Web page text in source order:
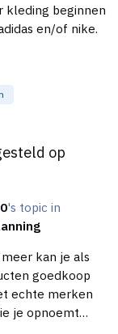
kleding beginnen
en/of nike.
op
's topic in
goedkoop
echte merken
je opnoemt